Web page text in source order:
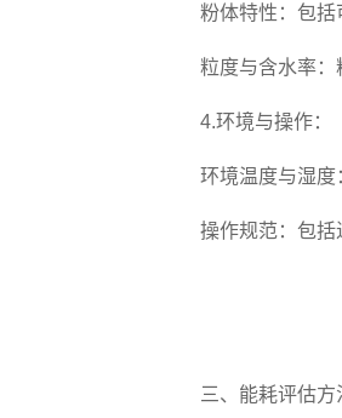
粉体特性：包括可
粒度与含水率：粒
4.环境与操作：
环境温度与湿度：
操作规范：包括进
三、能耗评估方